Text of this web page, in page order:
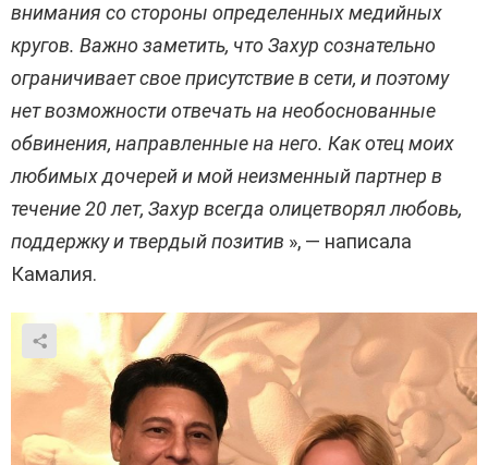
внимания со стороны определенных медийных
кругов. Важно заметить, что Захур сознательно
ограничивает свое присутствие в сети, и поэтому
нет возможности отвечать на необоснованные
обвинения, направленные на него. Как отец моих
любимых дочерей и мой неизменный партнер в
течение 20 лет, Захур всегда олицетворял любовь,
поддержку и твердый позитив », — написала
Камалия.